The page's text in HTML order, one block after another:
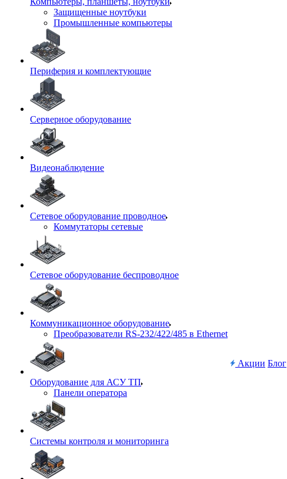
Защищенные ноутбуки
Промышленные компьютеры
Периферия и комплектующие
Серверное оборудование
Видеонаблюдение
Сетевое оборудование проводное
Коммутаторы сетевые
Сетевое оборудование беспроводное
Коммуникационное оборудование
Преобразователи RS-232/422/485 в Ethernet
Оборудование для АСУ ТП
Панели оператора
Системы контроля и мониторинга
Акции Блог